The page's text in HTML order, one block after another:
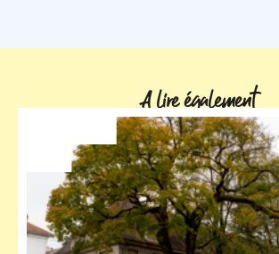
A lire également